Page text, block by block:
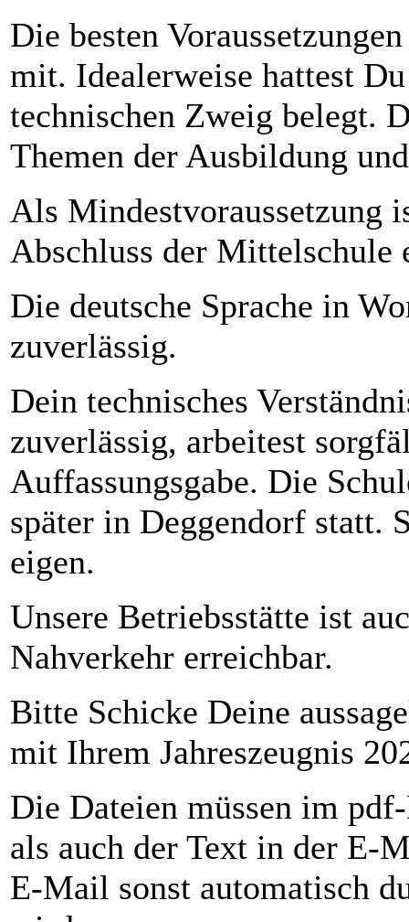
Die besten
mit. Idealerweise hattest
technischen Zweig belegt.
Themen der Ausbildung
Als Mindestvoraussetzung
Abschluss der Mittelschule
Die deutsche Sprache in
zuverlässig.
Dein technisches
zuverlässig, arbeitest
Auffassungsgabe. Die
später in Deggendorf statt.
eigen.
Unsere Betriebsstätte ist
Nahverkehr erreichbar.
Bitte Schicke Deine
mit Ihrem Jahreszeugnis
Die Dateien müssen im
als auch der Text in der E-
E-Mail sonst automatisch